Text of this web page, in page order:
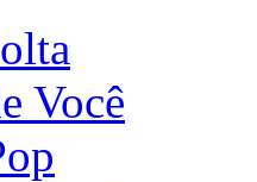
Você